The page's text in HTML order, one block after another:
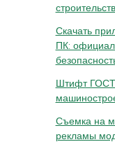
Скачать
ПК:
Штифт ГОСТ
Съемка на
рекламы